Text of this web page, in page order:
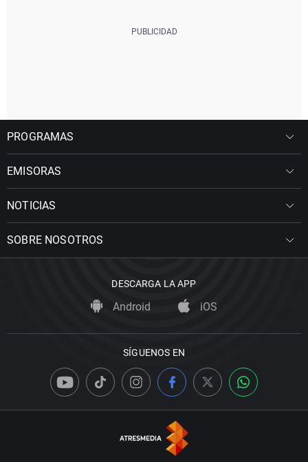
PROGRAMAS
EMISORAS
NOTICIAS
SOBRE NOSOTROS
DESCARGA LA APP
Android iOS
SÍGUENOS EN